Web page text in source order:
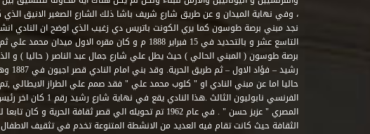
، وفي نهاية الميدان و عن طريق شارع شريف باشا ذلك الشارع الصغير الانيق الذي
نجد مبني برصة طوسون كما يري الكونت باتريس دي زغيب الذي اوضح ان النادي
التاسع عشر و بالتحديد في 15 فبراير 1888 م و كان مقره الاول
برصة طوسون ( المبني الحالي ) حيث يطل علي شارع جمال عبد الناصر ( حاليا ) و
رشيد –
حاليا اما عن مبني النادي او " كلوب محمد علي " فقد صمم علي الطراز الايطالي ,تم
الفرنسي نابوليون الثالث .هذا
المصري " عزيز حسن " . في عام 1962 تم تحويله الي قصر ثقافة الحرية و
الثقافة حيث كانت تقام فيه العديد من الانشطة المتنوعة تخدم في تثقيف